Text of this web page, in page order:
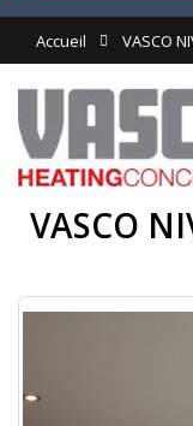
Accueil VASCO
VASCO